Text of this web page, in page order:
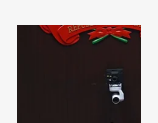
Diputados, Alfredo
Pacheco, junto...
proyecto de ley
del Presupuesto